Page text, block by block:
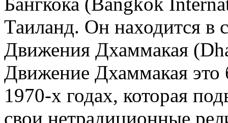
Таиланд. Он находится в
Движения Дхаммакая
Движение Дхаммакая это
1970-х годах, которая
свои нетрадиционные